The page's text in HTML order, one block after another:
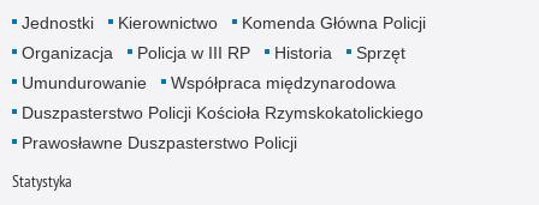
Jednostki Kierownictwo
Komenda Główna Policji
Organizacja
Policja w III RP Historia
Sprzęt
Umundurowanie
Współpraca międzynarodowa
Duszpasterstwo Policji Kościoła Rzymskokatolickiego
Prawosławne Duszpasterstwo Policji
Statystyka